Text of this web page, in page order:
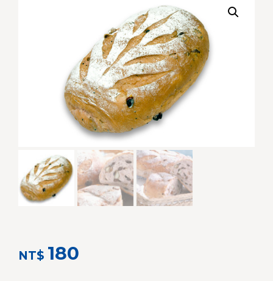
NT$ 180